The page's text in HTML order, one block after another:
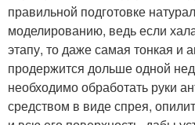
правильной подготовке
моделированию, ведь если
этапу, то даже самая тонкая и
продержится дольше одной
необходимо обработать руки
средством в виде спрея,